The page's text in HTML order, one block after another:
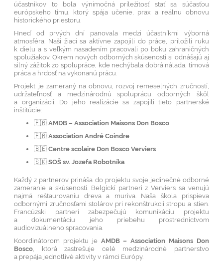
účastníkov to bola výnimočná príležitosť stať sa súčasťou
európskeho tímu, ktorý spája učenie, prax a reálnu obnovu
historického priestoru.
Hneď od prvých dní panovala medzi účastníkmi výborná
atmosféra. Naši žiaci sa aktívne zapojili do práce, priložili ruku
k dielu a s veľkým nasadením pracovali po boku zahraničných
spolužiakov. Okrem nových odborných skúseností si odnášajú aj
silný zážitok zo spolupráce, kde nechýbala dobrá nálada, tímová
práca a hrdosť na vykonanú prácu.
Projekt je zameraný na obnovu, rozvoj remeselných zručností,
udržateľnosť a medzinárodnú spoluprácu odborných škôl
a organizácií. Do jeho realizácie sa zapojili tieto partnerské
inštitúcie:
🇫🇷AMDB – Association Maisons Don Bosco
🇫🇷Association André Coindre
🇧🇪Centre scolaire Don Bosco Verviers
🇸🇰SOŠ sv. Jozefa Robotníka
Každý z partnerov prináša do projektu svoje jedinečné odborné
zameranie a skúsenosti. Belgickí partneri z Verviers sa venujú
najmä reštaurovaniu dreva a muriva. Naša škola prispieva
odbornými zručnosťami stolárov pri rekonštrukcii stropu a stien.
Francúzski partneri zabezpečujú komunikáciu projektu
a dokumentáciu jeho priebehu prostredníctvom
audiovizuálneho spracovania.
Koordinátorom projektu je AMDB – Association Maisons Don
Bosco , ktorá zastrešuje celé medzinárodné partnerstvo
a prepája jednotlivé aktivity v rámci Európy.